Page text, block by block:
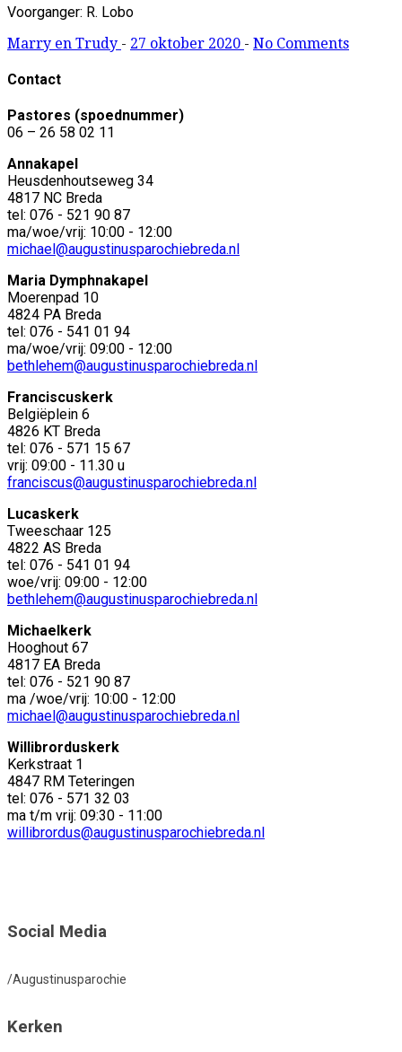
Voorganger: R. Lobo
Marry en Trudy - 27 oktober 2020 - No Comments
Contact
Pastores (spoednummer)
06 – 26 58 02 11
Annakapel
Heusdenhoutseweg 34
4817 NC Breda
tel: 076 - 521 90 87
ma/woe/vrij: 10:00 - 12:00
michael@augustinusparochiebreda.nl
Maria Dymphnakapel
Moerenpad 10
4824 PA Breda
tel: 076 - 541 01 94
ma/woe/vrij: 09:00 - 12:00
bethlehem@augustinusparochiebreda.nl
Franciscuskerk
Belgiëplein 6
4826 KT Breda
tel: 076 - 571 15 67
vrij: 09:00 - 11.30 u
franciscus@augustinusparochiebreda.nl
Lucaskerk
Tweeschaar 125
4822 AS Breda
tel: 076 - 541 01 94
woe/vrij: 09:00 - 12:00
bethlehem@augustinusparochiebreda.nl
Michaelkerk
Hooghout 67
4817 EA Breda
tel: 076 - 521 90 87
ma /woe/vrij: 10:00 - 12:00
michael@augustinusparochiebreda.nl
Willibrorduskerk
Kerkstraat 1
4847 RM Teteringen
tel: 076 - 571 32 03
ma t/m vrij: 09:30 - 11:00
willibrordus@augustinusparochiebreda.nl
Social Media
/Augustinusparochie
Kerken